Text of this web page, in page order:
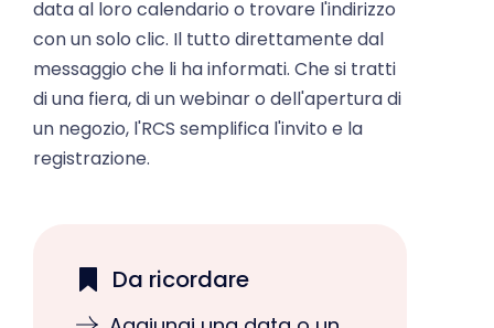
con un solo clic. Il tutto direttamente dal
messaggio che li ha informati. Che si tratti
di una fiera, di un webinar o dell'apertura di
un negozio, l'RCS semplifica l'invito e la
registrazione.